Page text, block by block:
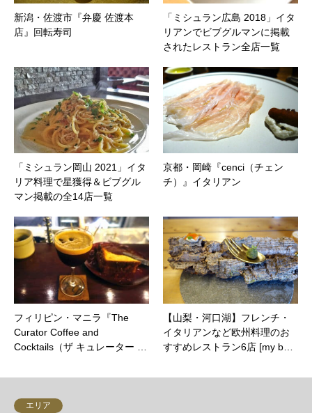
新潟・佐渡市『弁慶 佐渡本
店』回転寿司
「ミシュラン広島 2018」イタ
リアンでビブグルマンに掲載
されたレストラン全店一覧
「ミシュラン岡山 2021」イタ
リア料理で星獲得＆ビブグル
マン掲載の全14店一覧
京都・岡崎『cenci（チェン
チ）』イタリアン
フィリピン・マニラ『The
Curator Coffee and
Cocktails（ザ キュレーター …
【山梨・河口湖】フレンチ・
イタリアンなど欧州料理のお
すすめレストラン6店 [my b…
エリア